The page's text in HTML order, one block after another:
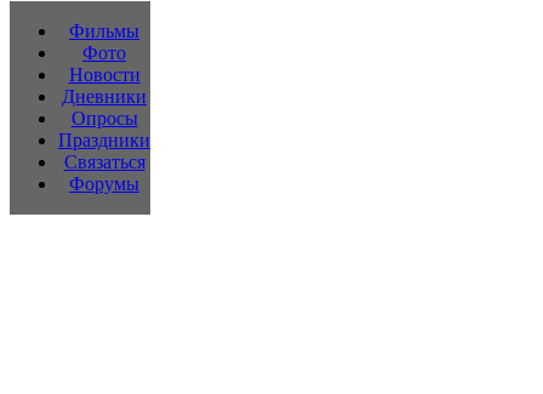
Фильмы
Фото
Новости
Дневники
Опросы
Праздники
Связаться
Форумы